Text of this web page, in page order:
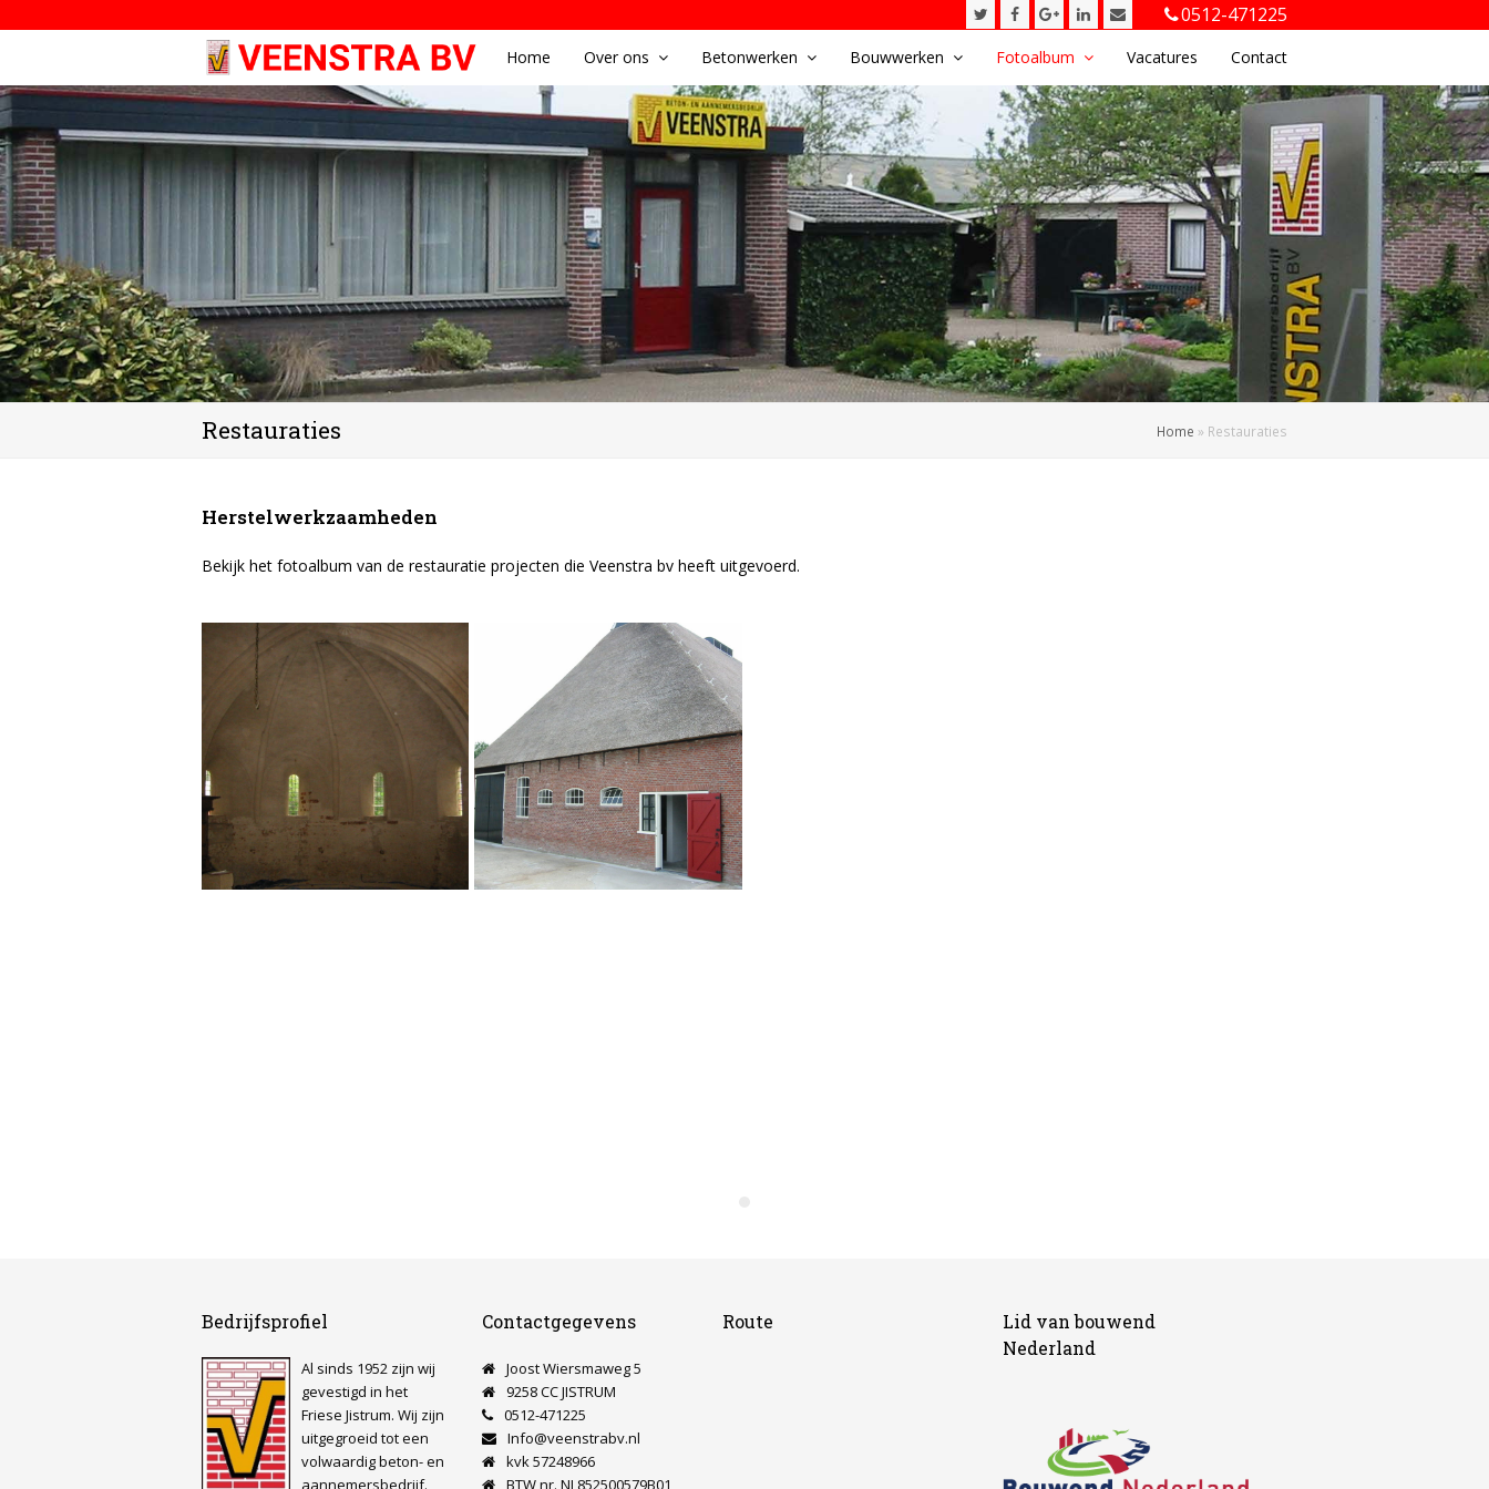
0512-471225
TwitterFacebook
GoogleLinkedIn
E-
Home Over ons Betonwerken Bouwwerken Fotoalbum Vacatures Contact
Restauraties Home » Restauraties
Herstelwerkzaamheden
Bekijk het fotoalbum van de restauratie projecten die Veenstra bv heeft uitgevoerd.
Bedrijfsprofiel
Al sinds 1952 zijn wij
gevestigd in het
Friese Jistrum. Wij zijn
uitgegroeid tot een
volwaardig beton- en
aannemersbedrijf.
Contactgegevens
Joost Wiersmaweg 5
9258 CC JISTRUM
0512-471225
Info@veenstrabv.nl
kvk 57248966
BTW nr. NL852500579B01
Route
Lid van bouwend
Nederland